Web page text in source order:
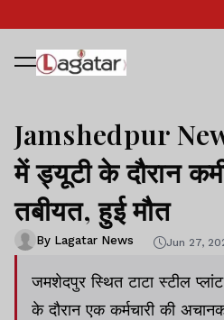
Jamshedpur
में ड्यूटी के दौरान
तबीयत, हुई मौत
By Lagatar News Jun 27,
जमशेदपुर स्थित टाटा स्टील
के दौरान एक कर्मचारी की